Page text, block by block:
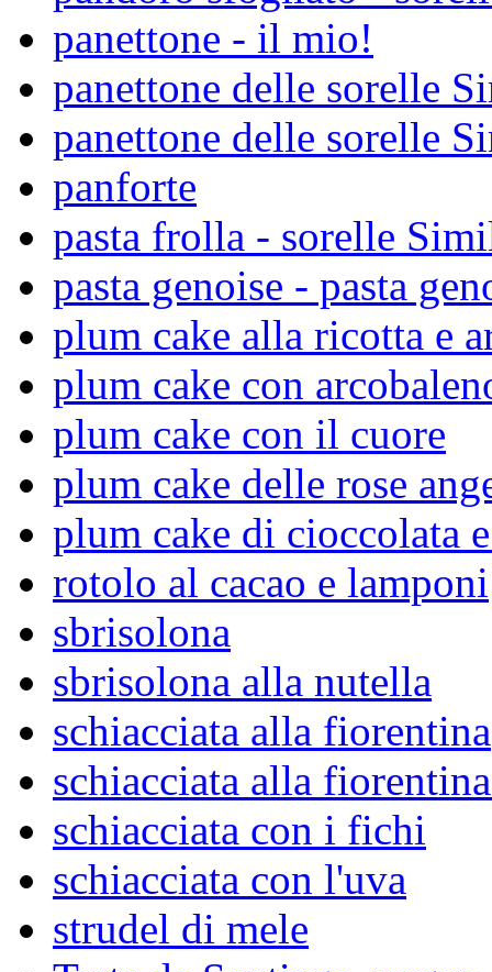
panettone - il mio!
panettone delle sorelle
panettone delle sorelle
panforte
pasta frolla - sorelle
pasta genoise - pasta
plum cake alla ricotta e
plum cake con
plum cake con il cuore
plum cake delle rose
plum cake di cioccolata
rotolo al cacao e lamponi
sbrisolona
sbrisolona alla nutella
schiacciata alla fiorentina
schiacciata alla
schiacciata con i fichi
schiacciata con l'uva
strudel di mele